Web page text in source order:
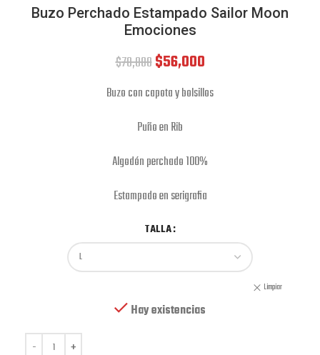
Buzo Perchado Estampado Sailor Moon
Emociones
$70,000$56,000
Buzo con capota y bolsillos
Puño en Rib
Algodón perchado 100%
Estampado en serigrafia
TALLA
Limpiar
Hay existencias